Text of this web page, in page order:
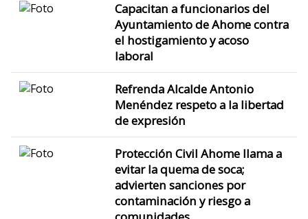
Capacitan a funcionarios del
Ayuntamiento de Ahome contra
el hostigamiento y acoso
laboral
Refrenda Alcalde Antonio
Menéndez respeto a la libertad
de expresión
Protección Civil Ahome llama a
evitar la quema de soca;
advierten sanciones por
contaminación y riesgo a